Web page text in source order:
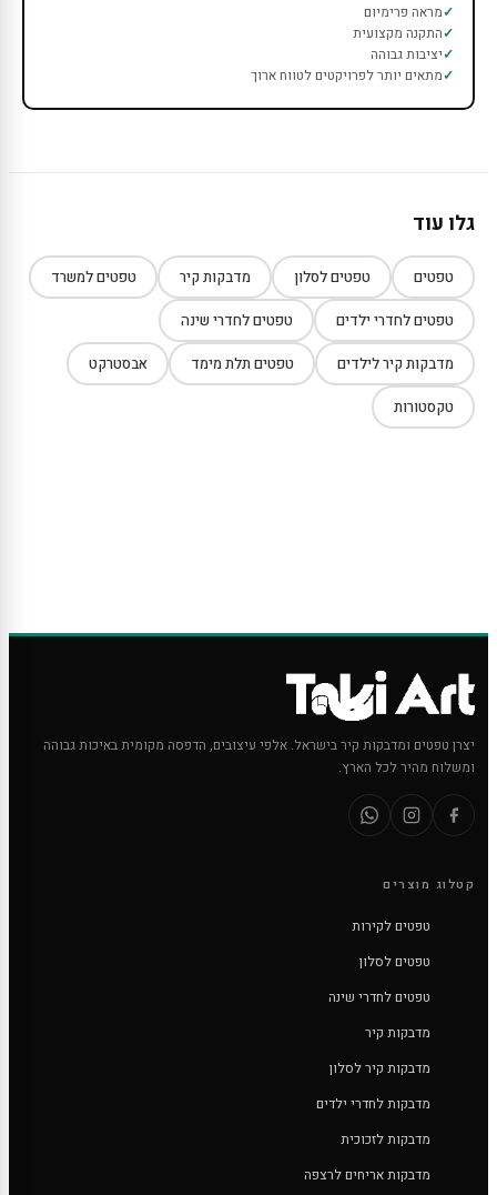
מראה פרימיום
התקנה מקצועית
יציבות גבוהה
מתאים יותר לפרויקטים לטווח ארוך
גלו עוד
טפטים טפטים לסלון מדבקות קיר טפטים למשרד
טפטים לחדרי ילדים טפטים לחדרי שינה
מדבקות קיר לילדים טפטים תלת מימד אבסטרקט
טקסטורות
יצרן טפטים ומדבקות קיר בישראל. אלפי עיצובים, הדפסה מקומית באיכות גבוהה
ומשלוח מהיר לכל הארץ.
קטלוג מוצרים
טפטים לקירות
טפטים לסלון
טפטים לחדרי שינה
מדבקות קיר
מדבקות קיר לסלון
מדבקות לחדרי ילדים
מדבקות לזכוכית
מדבקות אריחים לרצפה